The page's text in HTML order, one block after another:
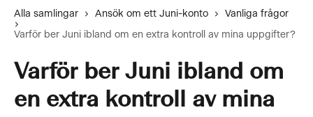
Alla samlingar Ansök om ett Juni-konto Vanliga frågor
Varför ber Juni ibland om en extra kontroll av mina uppgifter?
Varför ber Juni ibland om
en extra kontroll av mina